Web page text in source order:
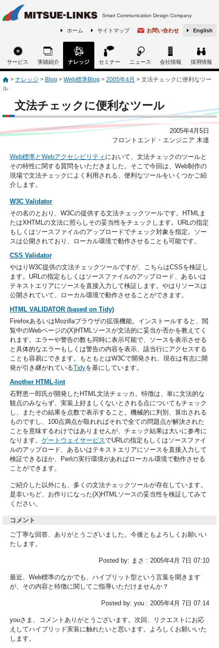
Smart Communication Design Company
ホーム サイトマップ お問い合わせ English
サービス 実績紹介 ナレッジ セミナー ニュース 会社情報 採用情報
> ナレッジ > Blog > Web標準Blog > 2005年4月 > 文法チェックに便利なツー
ル
文法チェックに便利なツール
2005年4月5日
フロントエンド・エンジニア 木達
Web標準とWebアクセシビリティ において、文法チェックのツールと
その特性に関する質問をいただきました。そこで今回は、Web制作の
現場で文法チェックによく利用される、便利なツールをいくつかご紹
介します。
W3C Validator
その名のとおり、W3Cの提供する文法チェックツールです。HTMLま
たはXHTMLの文法に照らしその妥当性をチェックします。URLの指定
もしくはソースファイルのアップロードでチェック対象を指定。ソー
スは公開されており、ローカル環境で動作させることも可能です。
CSS Validator
やはりW3C提供の文法チェックツールですが、こちらはCSSを検証し
ます。URLの指定もしくはソースファイルのアップロード、あるいは
テキストエリアにソースを直接入力して検証します。やはりソースは
公開されていて、ローカル環境で動作させることができます。
HTML VALIDATOR (based on Tidy)
FirefoxあるいはMozillaブラウザの拡張機能。インストールすると、閲
覧中のWebページの(X)HTMLソースが文法的に妥当か否かを教えてく
れます。エラーや警告の数も同時に表示可能で、ソースを表示させる
と具体的なエラーもしくは警告の内容を表示、該当行にアクセスする
ことも容易にできます。もともとはW3Cで開発され、現在は有志に開
発が引き継がれているTidyを基にしています。
Another HTML-lint
石野恵一郎氏が開発したHTML文法チェッカ。特徴は、単に文法的な
観点のみならず、実装上好ましくないとされる点についてもチェック
し、またその結果を点数で表示すること。機械的に判別、算出される
ものですし、100点満点が取れればそれで全ての問題点が解決された
ことを意味するわけではありませんが、チェック結果は大いに参考に
なります。 ゲートウェイサービスでURLの指定もしくはソースファイ
ルのアップロード、あるいはテキストエリアにソースを直接入力して
検証できるほか、Perlの実行環境があればローカル環境で動作させる
ことができます。
ご紹介した以外にも、多くの文法チェックツールが存在しています。
是非いちど、お作りになった(X)HTMLソースの妥当性を検証してみて
ください。
コメント
ご丁寧な回答、ありがとうございました。今後ともよろしくお願いい
たします。
Posted by: まさ : 2005年4月 7日 07:10
最近、Web標準のなかでも、ハイブリット型という言葉を聞きます
が、その内容と特徴に関してご指導いただけませんか？
Posted by: you : 2005年4月 7日 07:14
youさま、コメントありがとうございます。次回、リクエストにお応
えしてハイブリッド実装に触れたいと思います。よろしくお願いいた
します。